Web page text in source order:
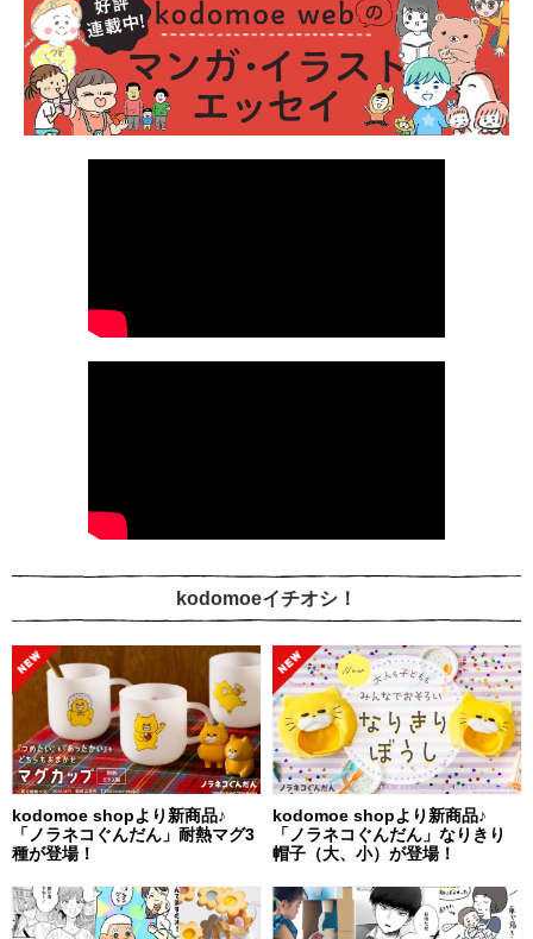
kodomoeイチオシ！
kodomoe shopより新商品♪
「ノラネコぐんだん」耐熱マグ3
種が登場！
kodomoe shopより新商品♪
「ノラネコぐんだん」なりきり
帽子（大、小）が登場！